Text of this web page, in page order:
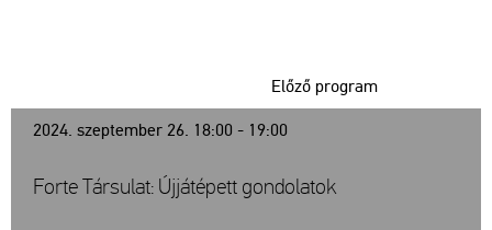
2024. szeptember 26. 18:00 - 19:00
Előző program
Forte Társulat: Újjátépett gondolatok